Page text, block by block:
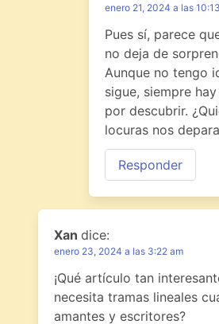
enero 21, 2024 a las
Pues sí, parece
no deja de
Aunque no tengo
sigue, siempre
por descubrir.
locuras nos
Responder
Xan dice:
enero 23, 2024 a las 3:22 am
¡Qué artículo tan
necesita tramas lineales
amantes y escritores?